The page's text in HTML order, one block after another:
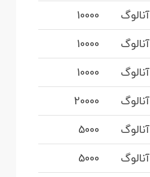
آنالوگ
10000
آنالوگ
10000
آنالوگ
10000
آنالوگ
20000
آنالوگ
5000
آنالوگ
5000